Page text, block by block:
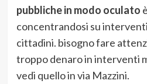
pubbliche in modo oculato
concentrandosi su
cittadini. bisogno fare
troppo denaro in interventi
vedi quello in via Mazzini.